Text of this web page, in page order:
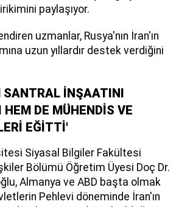
paylaşıyor.
uzmanlar, Rusya'nın İran'ın
uzun yıllardır destek verdiğini
SANTRAL İNŞAATINI
DE MÜHENDİS VE
EĞİTTİ'
Siyasal Bilgiler Fakültesi
Bölümü Öğretim Üyesi Doç Dr.
Almanya ve ABD başta olmak
Pehlevi döneminde İran'ın